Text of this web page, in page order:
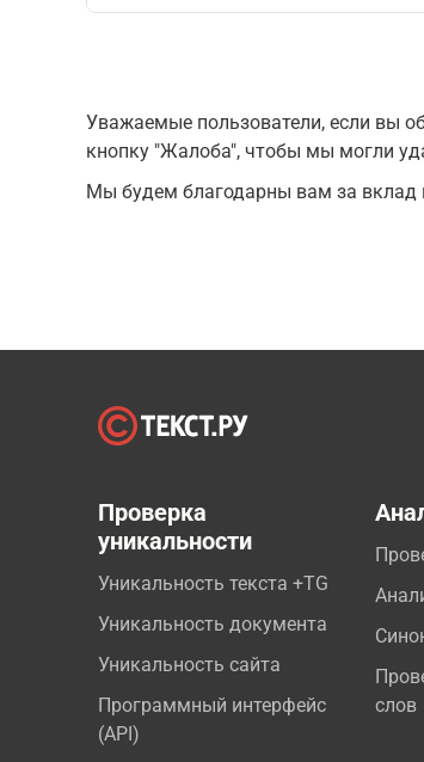
Уважаемые пользователи, если вы
кнопку "Жалоба", чтобы мы могли
Мы будем благодарны вам за вклад
Проверка
уникальности
Уникальность текста +TG
Уникальность документа
Уникальность сайта
Программный интерфейс
(API)
слов